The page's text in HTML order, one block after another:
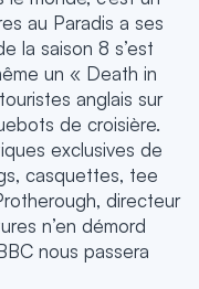
au Paradis a ses
la saison 8 s’est
un « Death in
anglais sur
de croisière.
exclusives de
casquettes, tee
directeur
n’en démord
nous passera